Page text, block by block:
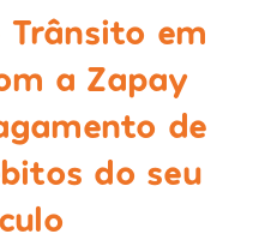
em
a Zapay
de
do seu